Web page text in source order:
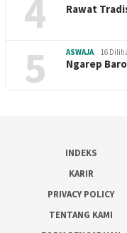
4 Rawat
5 ASWAJA 16
Ngarep
INDEKS
KARIR
PRIVACY POLICY
TENTANG KAMI